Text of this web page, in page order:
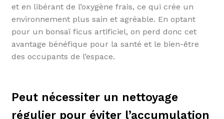
et en libérant de l’oxygène frais, ce qui crée un
environnement plus sain et agréable. En optant
pour un bonsaï ficus artificiel, on perd donc cet
avantage bénéfique pour la santé et le bien-être
des occupants de l’espace.
Peut nécessiter un nettoyage
régulier pour éviter l’accumulation